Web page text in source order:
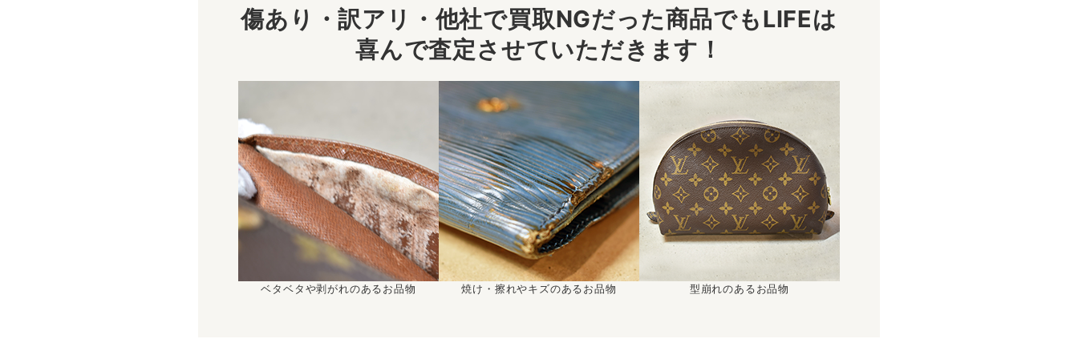
傷あり・訳アリ・他社で買取NGだった商品でもLIFEは
喜んで査定させていただきます！
ベタベタや剥がれのあるお品物 焼け・擦れやキズのあるお品物 型崩れのあるお品物